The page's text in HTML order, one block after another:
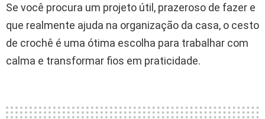
Se você procura um projeto útil, prazeroso de fazer e
que realmente ajuda na organização da casa, o cesto
de crochê é uma ótima escolha para trabalhar com
calma e transformar fios em praticidade.